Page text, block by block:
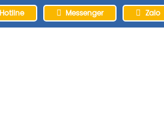
Hotline Messenger Zalo